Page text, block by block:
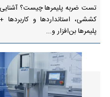
تست ضربه پلیمرها چیست؟ آشنایی
کششی، استانداردها و
پلیمرها بن‌افزار و...